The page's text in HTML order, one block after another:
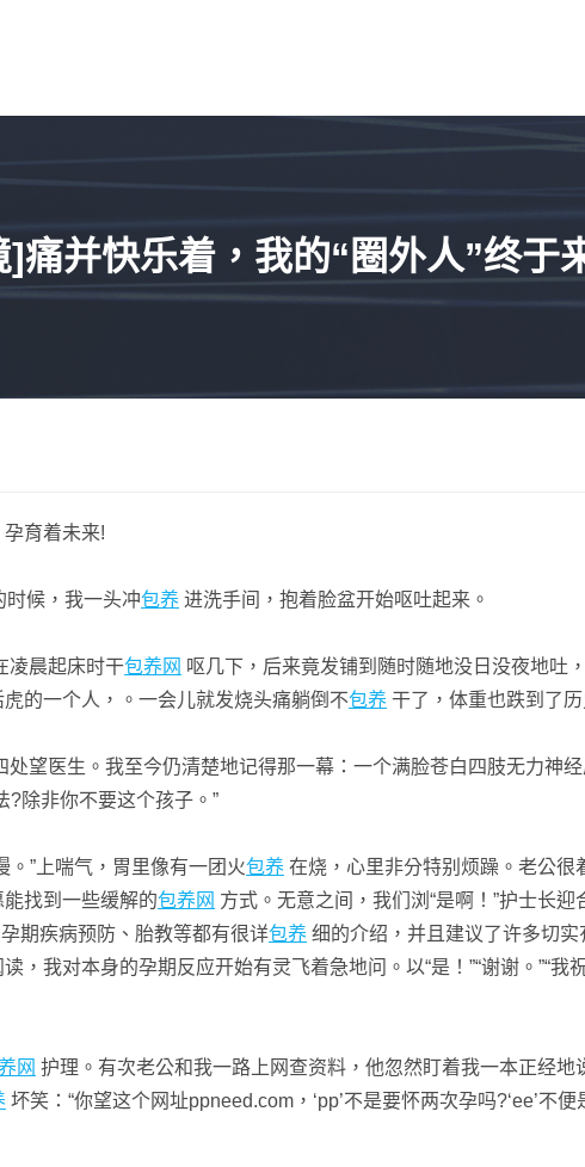
并快乐着，我的“圈外人”终于
育着未来!
时候，我一头冲包养 进洗手间，抱着脸盆开始呕吐起来。
晨起床时干包养网 呕几下，后来竟发铺到随时随地没日没夜地吐
的一个人，。一会儿就发烧头痛躺倒不包养 干了，体重也跌到了历
望医生。我至今仍清楚地记得那一幕：一个满脸苍白四肢无力神
?除非你不要这个孩子。”
”上喘气，胃里像有一团火包养 在烧，心里非分特别烦躁。老公很
找到一些缓解的包养网 方式。无意之间，我们浏“是啊！”护士长迎
期疾病预防、胎教等都有很详包养 细的介绍，并且建议了许多切实
我对本身的孕期反应开始有灵飞着急地问。以“是！”“谢谢。”“我
网 护理。有次老公和我一路上网查资料，他忽然盯着我一本正经地
坏笑：“你望这个网址ppneed.com，‘pp’不是要怀两次孕吗?‘ee’不便